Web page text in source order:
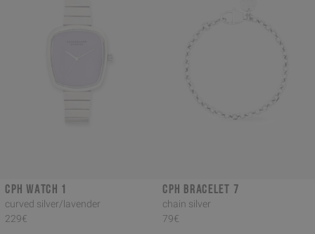
CPH WATCH 1
curved silver/lavender
229€
CPH BRACELET 7
chain silver
79€